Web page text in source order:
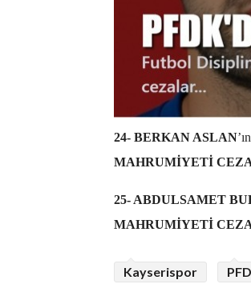
24- BERKAN ASLAN
MAHRUMİYETİ
25- ABDULSAMET
MAHRUMİYETİ
Kayserispor